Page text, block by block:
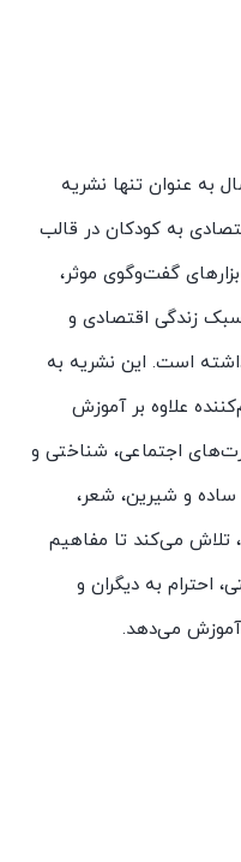
قلک ویژه کودکان 3 تا 10 سال به عنوان تنها نشریه
به کودکان در قالب
گفت‌وگوی موثر،
زندگی اقتصادی و
است. این نشریه به
علاوه بر آموزش
اجتماعی، شناختی و
و شیرین، شعر،
تلاش می‌کند تا مفاهیم
احترام به دیگران و
آموزش می‌دهد.